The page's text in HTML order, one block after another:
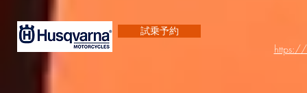
試乗予約
https://